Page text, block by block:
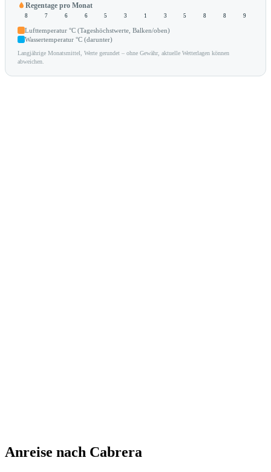
Regentage pro Monat
8 7 6 6 5 3 1 3 5 8 8 9
Lufttemperatur °C (Tageshöchstwerte, Balken/oben)
Wassertemperatur °C (darunter)
Langjährige Monatsmittel, Werte gerundet – ohne Gewähr, aktuelle Wetterlagen können
abweichen.
Anreise nach Cabrera